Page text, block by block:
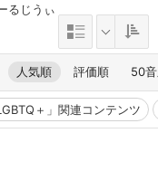
るじうぃ
人気順 評価順 50
＋」関連コンテンツ